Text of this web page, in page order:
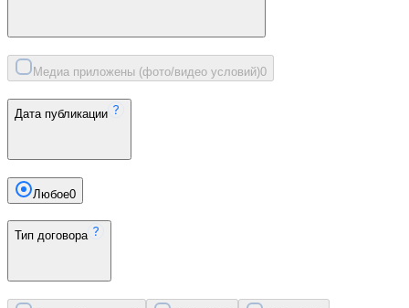
Медиа приложены (фото/видео условий)0
Дата публикации
Любое0
Тип договора